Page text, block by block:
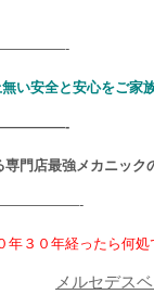
い安全と安心をご家
門店最強メカニック
３０年経ったら何処
メルセデス